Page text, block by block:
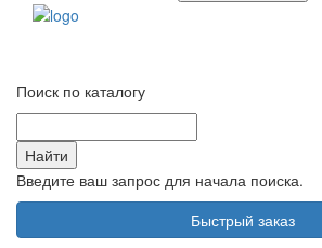
Поиск по каталогу
Введите ваш запрос для начала поиска.
Быстрый заказ